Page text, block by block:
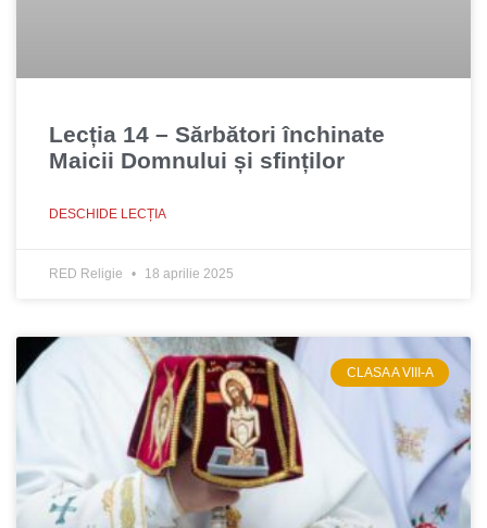
Lecția 14 – Sărbători închinate
Maicii Domnului și sfinților
DESCHIDE LECȚIA
RED Religie 18 aprilie 2025
CLASA A VIII-A